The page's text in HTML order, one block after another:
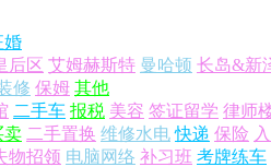
婚
后区 艾姆赫斯特 曼哈顿 长岛&新
修 保姆 其他
二手车 报税 美容 签证留学 律师
卖 二手置换 维修水电 快递 保险
物招领 电脑网络 补习班 考牌练车